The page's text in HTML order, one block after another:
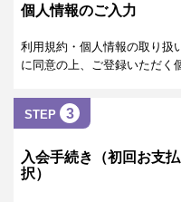
個人情報のご入力
利用規約・個人情報の取り扱
に同意の上、ご登録いただく
STEP 3
入会手続き（初回お支
択）